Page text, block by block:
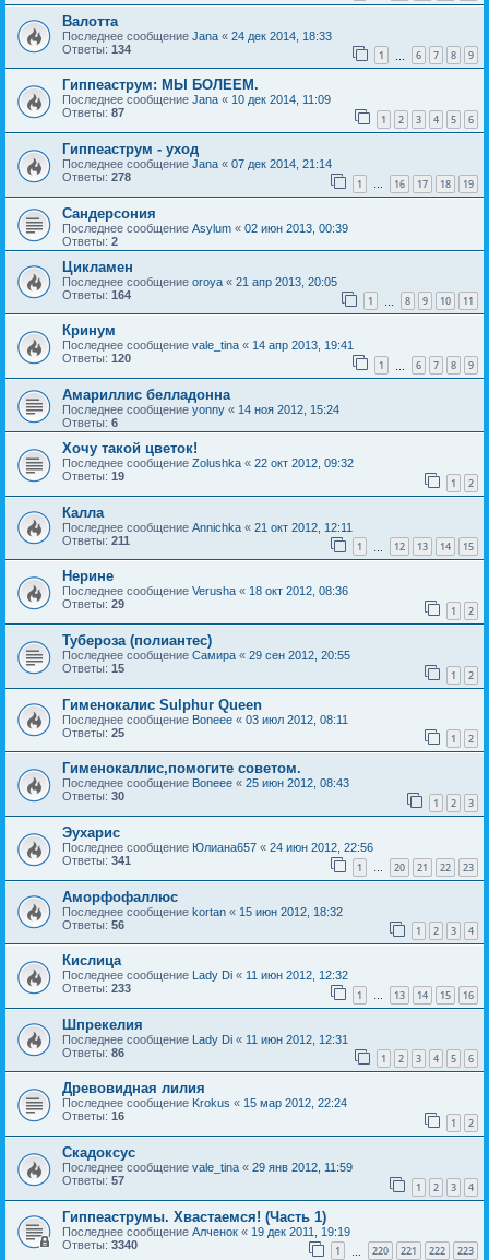
Валотта
Последнее сообщение Jana « 24 дек 2014, 18:33
Ответы: 134 1 6 7 8 9
Гиппеаструм: МЫ БОЛЕЕМ.
Последнее сообщение Jana « 10 дек 2014, 11:09
Ответы: 87 1 2 3 4 5 6
Гиппеаструм - уход
Последнее сообщение Jana « 07 дек 2014, 21:14
Ответы: 278 1 … 16 17 18 19
Сандерсония
Последнее сообщение Asylum « 02 июн 2013, 00:39
Ответы: 2
Цикламен
Последнее сообщение oroya « 21 апр 2013, 20:05
Ответы: 164 1 8 9 10 11
Кринум
Последнее сообщение vale_tina « 14 апр 2013, 19:41
Ответы: 120 1 6 7 8 9
Амариллис белладонна
Последнее сообщение yonny « 14 ноя 2012, 15:24
Ответы: 6
Хочу такой цветок!
Последнее сообщение Zolushka « 22 окт 2012, 09:32
Ответы: 19 1 2
Калла
Последнее сообщение Annichka « 21 окт 2012, 12:11
Ответы: 211 1 12 13 14 15
Нерине
Последнее сообщение Verusha « 18 окт 2012, 08:36
Ответы: 29 1 2
Тубероза (полиантес)
Последнее сообщение Самира « 29 сен 2012, 20:55
Ответы: 15 1 2
Гименокалис Sulphur Queen
Последнее сообщение Boneee « 03 июл 2012, 08:11
Ответы: 25 1 2
Гименокаллис,помогите советом.
Последнее сообщение Boneee « 25 июн 2012, 08:43
Ответы: 30 1 2 3
Эухарис
Последнее сообщение Юлиана657 « 24 июн 2012, 22:56
Ответы: 341 1 20 21 22 23
Аморфофаллюс
Последнее сообщение kortan « 15 июн 2012, 18:32
Ответы: 56 1 2 3 4
Кислица
Последнее сообщение Lady Di « 11 июн 2012, 12:32
Ответы: 233 1 … 13 14 15 16
Шпрекелия
Последнее сообщение Lady Di « 11 июн 2012, 12:31
Ответы: 86 1 2 3 4 5 6
Древовидная лилия
Последнее сообщение Krokus « 15 мар 2012, 22:24
Ответы: 16 1 2
Скадоксус
Последнее сообщение vale_tina « 29 янв 2012, 11:59
Ответы: 57 1 2 3 4
Гиппеаструмы. Хвастаемся! (Часть 1)
Последнее сообщение Алченок « 19 дек 2011, 19:19
Ответы: 3340 1 220 221 222 223